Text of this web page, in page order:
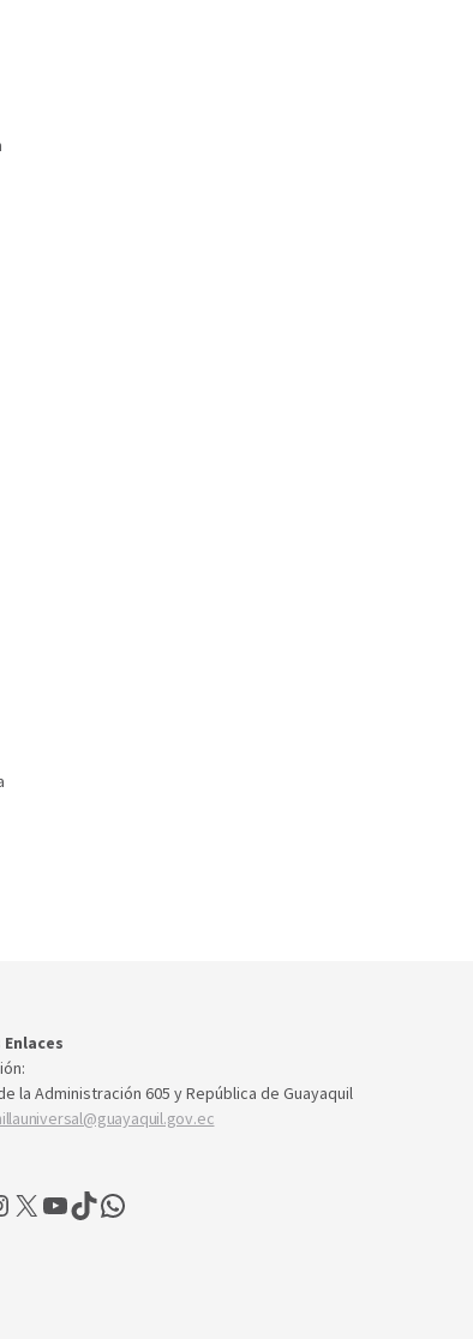
la Administración 605 y República de Guayaquil
X YouTube
TikTokWhatsApp